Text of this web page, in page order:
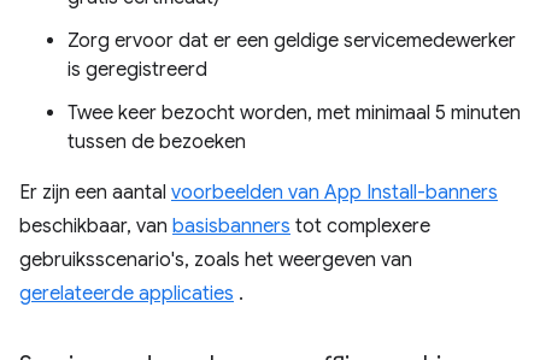
Zorg ervoor dat er een geldige servicemedewerker
is geregistreerd
Twee keer bezocht worden, met minimaal 5 minuten
tussen de bezoeken
Er zijn een aantal voorbeelden van App Install-banners
beschikbaar, van basisbanners tot complexere
gebruiksscenario's, zoals het weergeven van
gerelateerde applicaties .